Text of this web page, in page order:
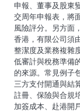
申報、董事及股東
交周年申報表，將
風險評分。另方面
香港，有限公司須
整潔度及業務複雜
低審計與稅務準備
的來源。常見例子
三方支付開通與結
註冊、保險與合規
加簽成本、赴港開